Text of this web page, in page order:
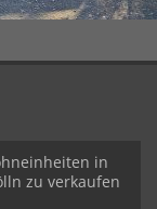
in
zu verkaufen